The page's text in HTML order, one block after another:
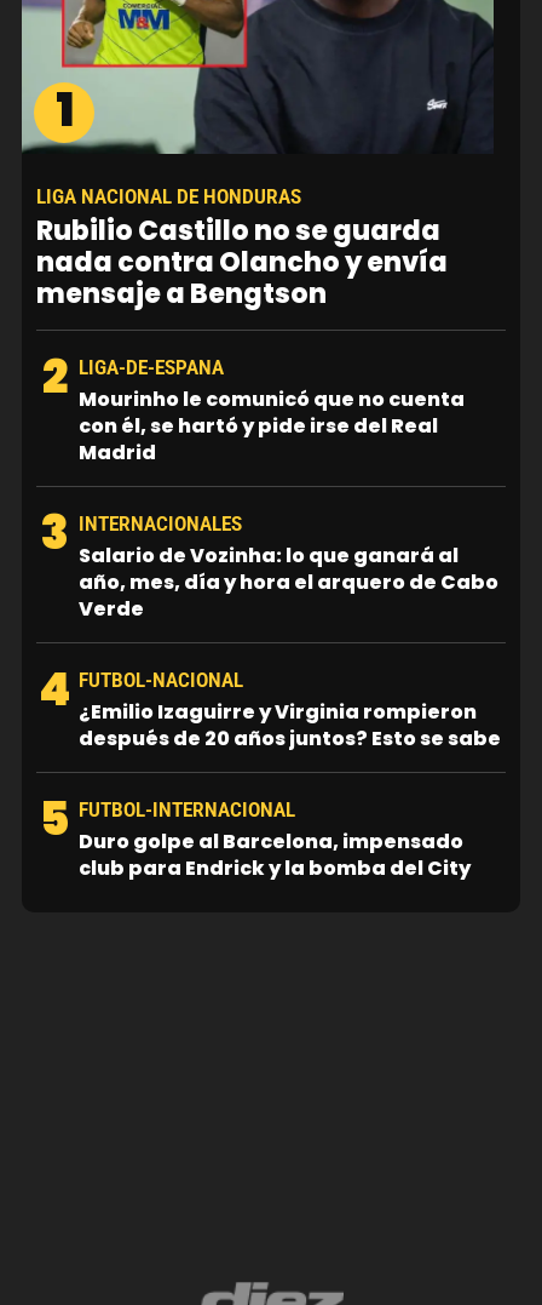
1
LIGA NACIONAL DE HONDURAS
Rubilio Castillo no se guarda
nada contra Olancho y envía
mensaje a Bengtson
2 LIGA-DE-ESPANA
Mourinho le comunicó que no cuenta
con él, se hartó y pide irse del Real
Madrid
3 INTERNACIONALES
Salario de Vozinha: lo que ganará al
año, mes, día y hora el arquero de Cabo
Verde
4 FUTBOL-NACIONAL
¿Emilio Izaguirre y Virginia rompieron
después de 20 años juntos? Esto se sabe
5 FUTBOL-INTERNACIONAL
Duro golpe al Barcelona, impensado
club para Endrick y la bomba del City